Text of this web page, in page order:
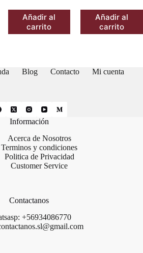
Añadir al
carrito
original
era:
$99.900.
actual
es:
$89.900.
Añadir al
carrito
Blog Contacto Mi cuenta
Información
Acerca de Nosotros
Terminos y condiciones
Politica de Privacidad
Customer Service
Contactanos
+56934086770